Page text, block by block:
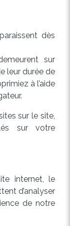
dès
sur
leur durée de
à l’aide
sur le site,
sur votre
internet, le
d’analyser
de notre